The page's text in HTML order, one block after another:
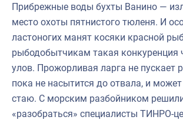
Прибрежные воды бухты Ванино —
место охоты пятнистого тюленя. И
ластоногих манят косяки красной
рыбодобытчикам такая конкуренция
улов. Прожорливая ларга не пускает
пока не насытится до отвала, и
стаю. С морским разбойником
«разобраться» специалисты ТИНРО-